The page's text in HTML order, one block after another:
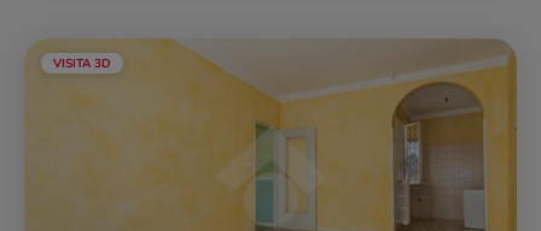
VISITA 3D